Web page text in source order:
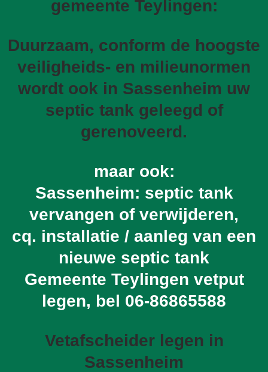
gemeente Teylingen:
Duurzaam, conform de hoogste
veiligheids- en milieunormen
wordt ook in Sassenheim uw
septic tank geleegd of
gerenoveerd.
maar ook:
Sassenheim: septic tank
vervangen of verwijderen,
cq. installatie / aanleg van een
nieuwe septic tank
Gemeente Teylingen vetput
legen, bel 06-86865588
Vetafscheider legen in
Sassenheim